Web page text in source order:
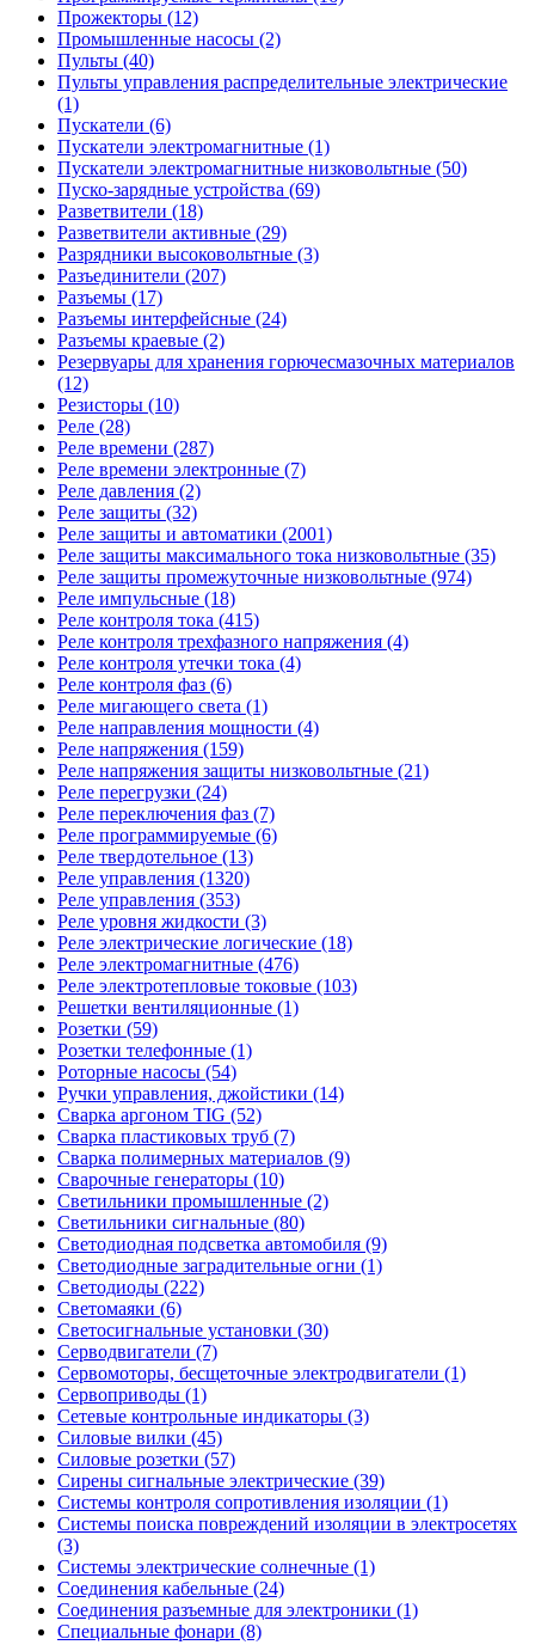
Прожекторы (12)
Промышленные насосы (2)
Пульты (40)
Пульты управления распределительные электрические
(1)
Пускатели (6)
Пускатели электромагнитные (1)
Пускатели электромагнитные низковольтные (50)
Пуско-зарядные устройства (69)
Разветвители (18)
Разветвители активные (29)
Разрядники высоковольтные (3)
Разъединители (207)
Разъемы (17)
Разъемы интерфейсные (24)
Разъемы краевые (2)
Резервуары для хранения горючесмазочных материалов
(12)
Резисторы (10)
Реле (28)
Реле времени (287)
Реле времени электронные (7)
Реле давления (2)
Реле защиты (32)
Реле защиты и автоматики (2001)
Реле защиты максимального тока низковольтные (35)
Реле защиты промежуточные низковольтные (974)
Реле импульсные (18)
Реле контроля тока (415)
Реле контроля трехфазного напряжения (4)
Реле контроля утечки тока (4)
Реле контроля фаз (6)
Реле мигающего света (1)
Реле направления мощности (4)
Реле напряжения (159)
Реле напряжения защиты низковольтные (21)
Реле перегрузки (24)
Реле переключения фаз (7)
Реле программируемые (6)
Реле твердотельное (13)
Реле управления (1320)
Реле управления (353)
Реле уровня жидкости (3)
Реле электрические логические (18)
Реле электромагнитные (476)
Реле электротепловые токовые (103)
Решетки вентиляционные (1)
Розетки (59)
Розетки телефонные (1)
Роторные насосы (54)
Ручки управления, джойстики (14)
Сварка аргоном TIG (52)
Сварка пластиковых труб (7)
Сварка полимерных материалов (9)
Сварочные генераторы (10)
Светильники промышленные (2)
Светильники сигнальные (80)
Светодиодная подсветка автомобиля (9)
Светодиодные заградительные огни (1)
Светодиоды (222)
Светомаяки (6)
Светосигнальные установки (30)
Серводвигатели (7)
Сервомоторы, бесщеточные электродвигатели (1)
Сервоприводы (1)
Сетевые контрольные индикаторы (3)
Силовые вилки (45)
Силовые розетки (57)
Сирены сигнальные электрические (39)
Системы контроля сопротивления изоляции (1)
Системы поиска повреждений изоляции в электросетях
(3)
Системы электрические солнечные (1)
Соединения кабельные (24)
Соединения разъемные для электроники (1)
Специальные фонари (8)